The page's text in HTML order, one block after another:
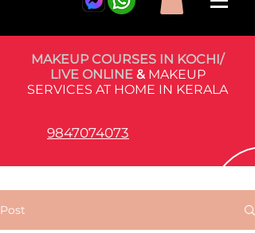
MAKEUP COURSES IN KOCHI/
LIVE ONLINE& MAKEUP
SERVICES AT HOME IN KERALA
9847074073
Post